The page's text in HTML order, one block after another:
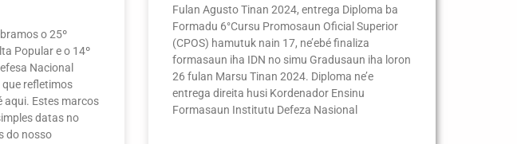
o 25º
Popular e o 14º
Nacional
que refletimos
aqui. Estes marcos
datas no
do nosso
Fulan Agusto Tinan 2024, entrega Diploma ba
Formadu 6°Cursu Promosaun Oficial Superior
(CPOS) hamutuk nain 17, ne’ebé finaliza
formasaun iha IDN no simu Gradusaun iha loron
26 fulan Marsu Tinan 2024. Diploma ne’e
entrega direita husi Kordenador Ensinu
Formasaun Institutu Defeza Nasional